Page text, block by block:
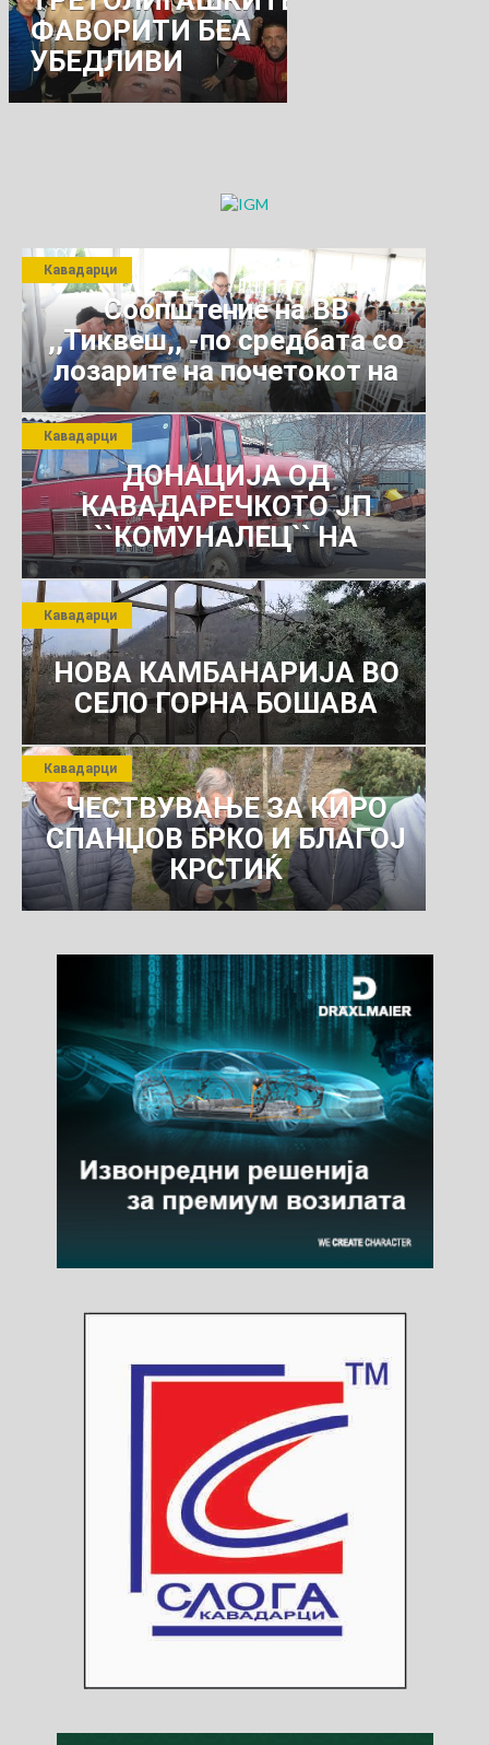
ФАВОРИТИ БЕА
УБЕДЛИВИ
Соопштение на ВВ
,,Тиквеш,, -по средбата со
лозарите на почетокот на
јули 2026 г.
Кавадарци
ДОНАЦИЈА ОД
КАВАДАРЕЧКОТО ЈП
``КОМУНАЛЕЦ`` НА
РОСОМАНСКОТО ЈАВНО
ПРЕТПРИЈАТИЕ ЗА
КОМУНАЛНО УСЛУГИ
Кавадарци
НОВА КАМБАНАРИЈА ВО
СЕЛО ГОРНА БОШАВА
Кавадарци
ЧЕСТВУВАЊЕ ЗА КИРО
СПАНЏОВ БРКО И БЛАГОЈ
КРСТИЌ
Кавадарци